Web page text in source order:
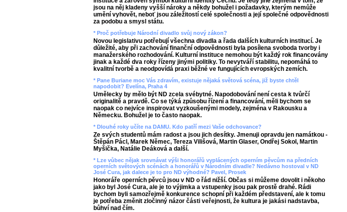
jsou na něj kladeny vyšší nároky a někdy bohužel i požadavky, kterým nemůže
umění vyhovět, neboť jsou záležitostí celé společnosti a její společné odpovědnosti
za podobu a smysl státu.
* Proč potřebuje Národní divadlo svůj nový zákon?
Novou legislativu potřebují všechna divadla a řada dalších kulturních institucí. Je
důležité, aby při zachování finanční odpovědnosti byla posílena svoboda tvorby i
manažerského rozhodování. Kulturní instituce nemohou být každý rok financovány
jinak a každé dva roky řízeny jinými politiky. To nevytváří stabilitu, nepomáhá to
kvalitní tvorbě a neodpovídá praxi běžné ve fungujících evropských zemích.
* Pane Buriane moc Vás zdravím, existuje nějaká světová scéna, již byste chtěl
napodobit? Evelína, Praha 4
Umělecky by mělo být ND zcela svébytné. Napodobování není cesta k tvůrčí
originalitě a pravdě. Co se týká způsobu řízení a financování, měli bychom se
naopak co nejvíce inspirovat vyzkoušenými modely, zejména v Rakousku a
Německu. Bohužel je to často naopak.
* Dlouhé roky učíte na DAMU. Kdo patří mezi Vaše odchovance?
Ze svých studentů mám radost a jsou jich desítky. Jmenuji opravdu jen namátkou -
Štěpán Pácl, Marek Němec, Tereza Vilišová, Martin Glaser, Ondřej Sokol, Martin
Myšička, Natálie Deáková a další.
* Lze vůbec nějak srovnávat výši honorářů vyplácených operním pěvcům na předních
operních světových scénách a honorářů v Národním divadle? Nedávno hostoval v ND
José Cura, jak dalece je to pro ND výhodné? Pavel, Prosek
Honoráře operních pěvců jsou v ND o řád nižší. Občas si můžeme dovolit i někoho
jako byl José Cura, ale je to výjimka a vstupenky jsou pak prostě drahé. Rádi
bychom byli samozřejmě konkurence schopní při každém představení, ale k tomu
je potřeba změnit zločinný názor části veřejnosti, že kultura je jakási nadstavba,
bůhví nad čím.